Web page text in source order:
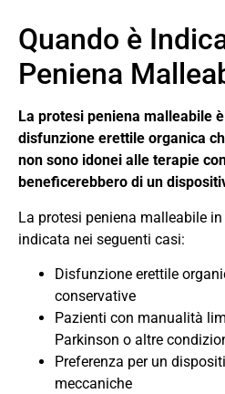
Quando è
Peniena
La protesi peniena malleabile
disfunzione erettile organica
non sono idonei alle terapie
beneficerebbero di un
La protesi peniena malleabile
indicata nei seguenti casi:
Disfunzione erettile
conservative
Pazienti con manualità
Parkinson o altre
Preferenza per un
meccaniche